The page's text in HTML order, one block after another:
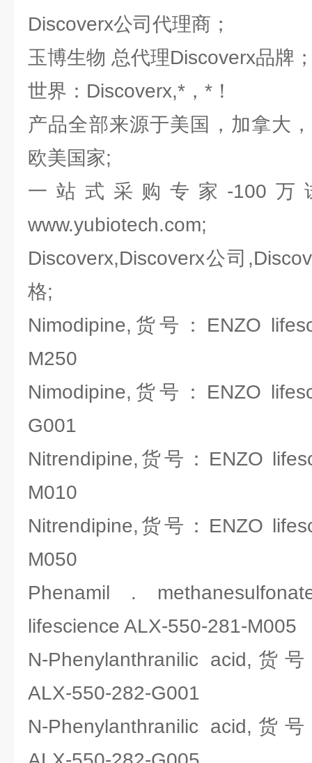
Discoverx公司代理商；
玉博生物 总代理Discoverx品牌
世界：Discoverx,*，*！
产品全部来源于美国，加拿大
欧美国家;
一站式采购专家-100万
www.yubiotech.com;
Discoverx,Discoverx公司
格;
Nimodipine,货号：ENZO
M250
Nimodipine,货号：ENZO
G001
Nitrendipine,货号：ENZO
M010
Nitrendipine,货号：ENZO
M050
Phenamil .
lifescience ALX-550-281-M005
N-Phenylanthranilic acid,货
ALX-550-282-G001
N-Phenylanthranilic acid,货